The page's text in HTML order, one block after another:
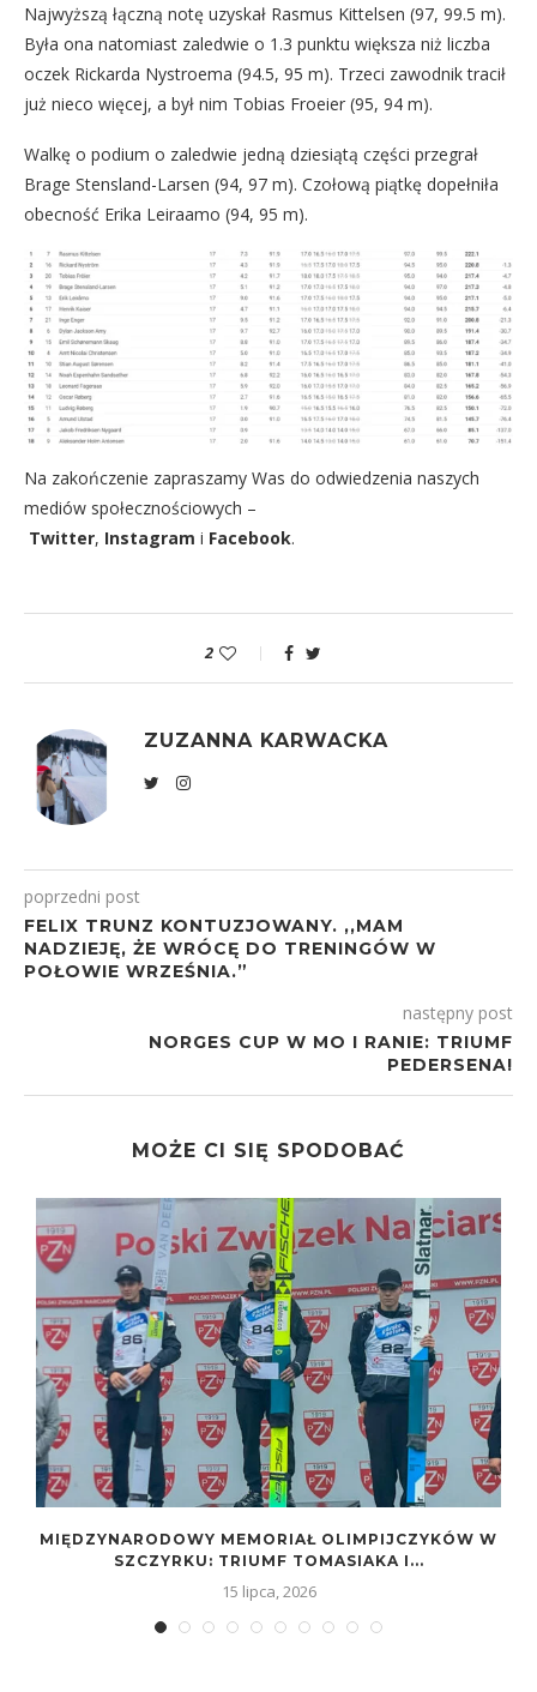
Najwyższą łączną notę uzyskał Rasmus Kittelsen (97, 99.5 m).
Była ona natomiast zaledwie o 1.3 punktu większa niż liczba
oczek Rickarda Nystroema (94.5, 95 m). Trzeci zawodnik tracił
już nieco więcej, a był nim Tobias Froeier (95, 94 m).
Walkę o podium o zaledwie jedną dziesiątą części przegrał
Brage Stensland-Larsen (94, 97 m). Czołową piątkę dopełniła
obecność Erika Leiraamo (94, 95 m).
Na zakończenie zapraszamy Was do odwiedzenia naszych
mediów społecznościowych –
Twitter, Instagram i Facebook.
2
ZUZANNA KARWACKA
poprzedni post
FELIX TRUNZ KONTUZJOWANY. ,,MAM
NADZIEJĘ, ŻE WRÓCĘ DO TRENINGÓW W
POŁOWIE WRZEŚNIA.”
następny post
NORGES CUP W MO I RANIE: TRIUMF
PEDERSENA!
MOŻE CI SIĘ SPODOBAĆ
MIĘDZYNARODOWY MEMORIAŁ OLIMPIJCZYKÓW W
SZCZYRKU: TRIUMF TOMASIAKA I...
15 lipca, 2026